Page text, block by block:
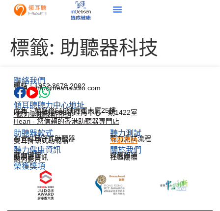
標籤: 助聽器科技
聯絡我們
電話：+852 3678 2002
電郵：info@heariaudio.com
傾耳聽聽力中心地址
北角：英皇道510號港運大廈25樓
旺角：彌敦道688號旺角中心一期1422室
*聽力測試敬請預約
Heari - 您信賴的香港助聽器專門店
助聽器款式
AI RIC耳背式助聽器
雙耳掛頸式助聽器
聽力測試​
聽力測試流程
立即預約
聽力健康資訊​
聽力健康
助聽器資訊
聽力影片
關於我們
媒體報道
社區關懷
榮獲獎項
한국어
Español